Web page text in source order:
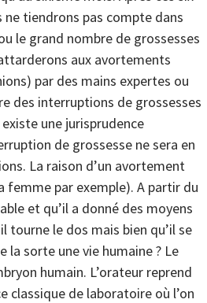
tiendrons pas compte dans
le grand nombre de grossesses
aux avortements
par des mains expertes ou
des interruptions de grossesses
une jurisprudence
de grossesse ne sera en
La raison d’un avortement
femme par exemple). A partir du
et qu’il a donné des moyens
tourne le dos mais bien qu’il se
sorte une vie humaine ? Le
humain. L’orateur reprend
classique de laboratoire où l’on